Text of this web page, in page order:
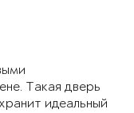
Такая дверь
идеальный